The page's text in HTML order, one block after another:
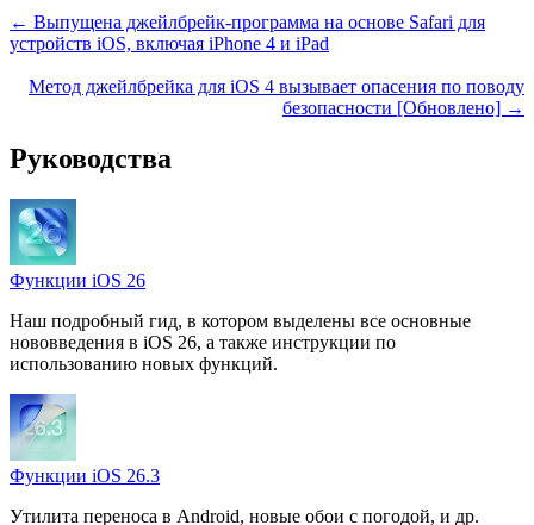
← Выпущена джейлбрейк-программа на основе Safari для
устройств iOS, включая iPhone 4 и iPad
Метод джейлбрейка для iOS 4 вызывает опасения по поводу
безопасности [Обновлено] →
Руководства
Функции iOS 26
Наш подробный гид, в котором выделены все основные
нововведения в iOS 26, а также инструкции по
использованию новых функций.
Функции iOS 26.3
Утилита переноса в Android, новые обои с погодой, и др.